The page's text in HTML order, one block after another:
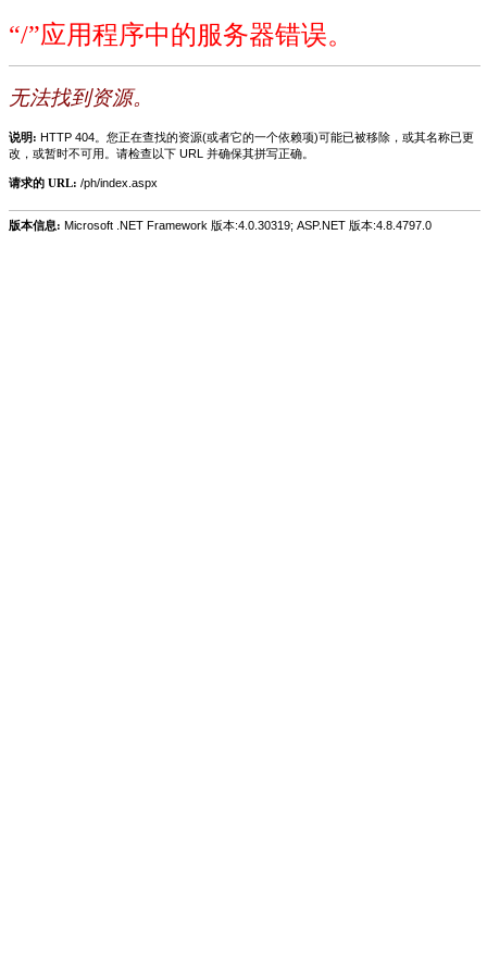
“/”应用程序中的服务器错误。
无法找到资源。
说明: HTTP 404。您正在查找的资源(或者它的一个依赖项)可能已被移除，或其名称已更
改，或暂时不可用。请检查以下 URL 并确保其拼写正确。
请求的 URL: /ph/index.aspx
版本信息: Microsoft .NET Framework 版本:4.0.30319; ASP.NET 版本:4.8.4797.0